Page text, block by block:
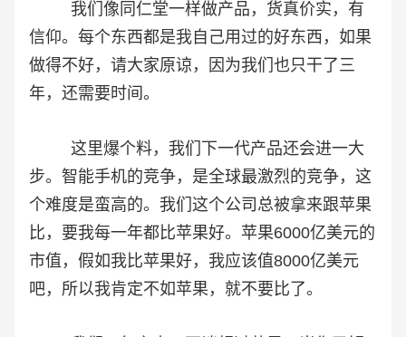
我们像同仁堂一样做产品，货真价实，有
信仰。每个东西都是我自己用过的好东西，如果
做得不好，请大家原谅，因为我们也只干了三
年，还需要时间。
这里爆个料，我们下一代产品还会进一大
步。智能手机的竞争，是全球最激烈的竞争，这
个难度是蛮高的。我们这个公司总被拿来跟苹果
比，要我每一年都比苹果好。苹果6000亿美元的
市值，假如我比苹果好，我应该值8000亿美元
吧，所以我肯定不如苹果，就不要比了。